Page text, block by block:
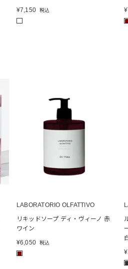
¥7,150 税込
¥
LABORATORIO OLFATTIVO
リキッドソープ ディ・ヴィーノ 赤
ワイン
¥6,050 税込
■
¥